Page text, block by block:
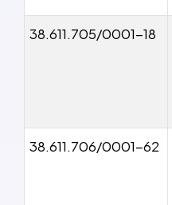
38.611.705/0001-18
38.611.706/0001-62